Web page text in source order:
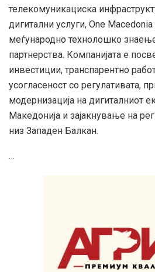
телекомуникациска
дигитални услуги, One
меѓународно технолошко
партнерства. Компанијата е
инвестиции, транспарентно
усогласеност со регулативата,
модернизација на дигиталниот
Македонија и зајакнување на
низ Западен Балкан.
…